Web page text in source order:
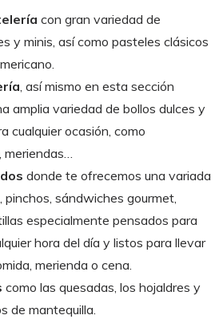
con gran variedad de
y minis, así como pasteles clásicos
, así mismo en esta sección
amplia variedad de bollos dulces y
cualquier ocasión, como
meriendas…
donde te ofrecemos una variada
pinchos, sándwiches gourmet,
especialmente pensados para
hora del día y listos para llevar
merienda o cena.
como las quesadas, los hojaldres y
de mantequilla.